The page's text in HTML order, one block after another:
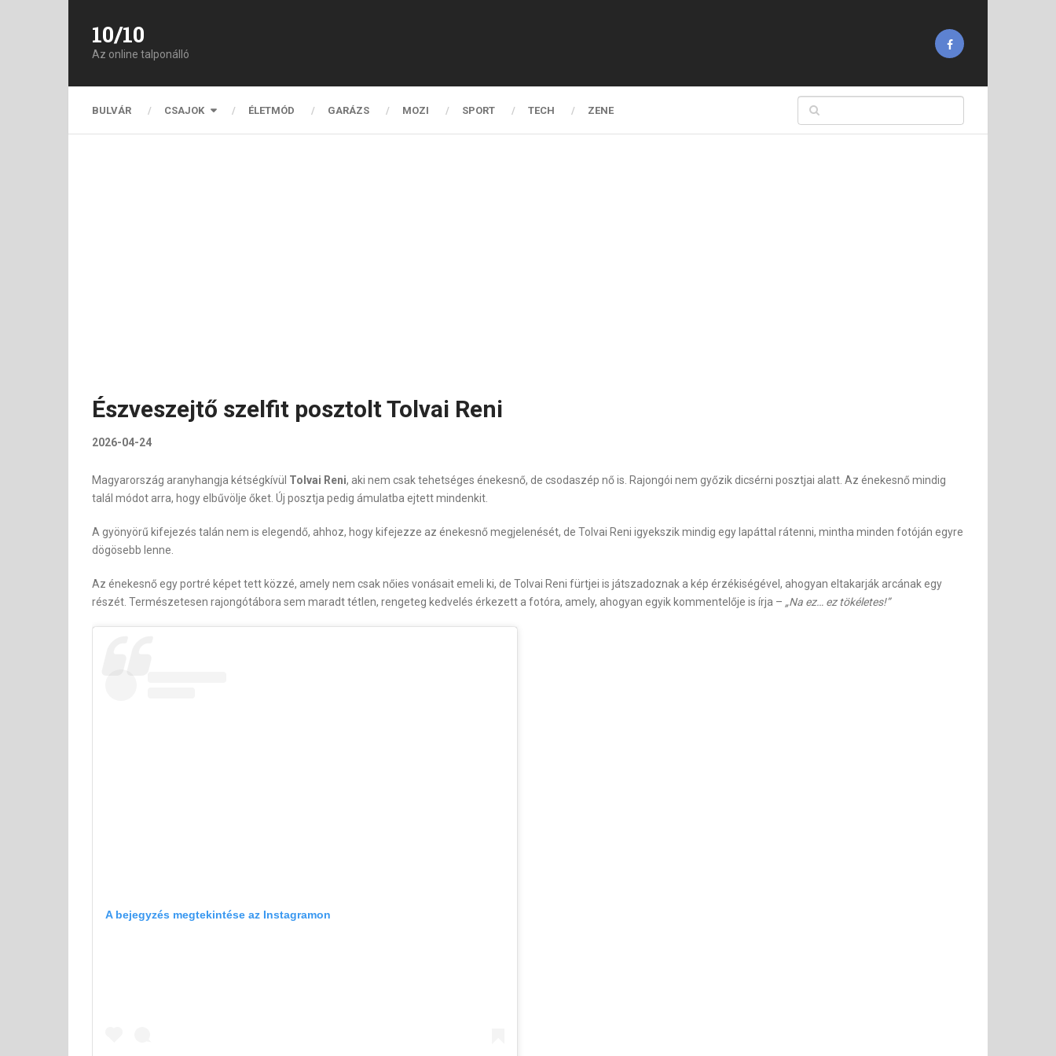
10/10
Az online talponálló
BULVÁR CSAJOK ÉLETMÓD GARÁZS MOZI SPORT TECH ZENE
Észveszejtő szelfit posztolt Tolvai Reni
2026-04-24
Magyarország aranyhangja kétségkívül Tolvai Reni, aki nem csak tehetséges énekesnő, de csodaszép nő is. Rajongói nem győzik dicsérni posztjai alatt. Az énekesnő mindig
talál módot arra, hogy elbűvölje őket. Új posztja pedig ámulatba ejtett mindenkit.
A gyönyörű kifejezés talán nem is elegendő, ahhoz, hogy kifejezze az énekesnő megjelenését, de Tolvai Reni igyekszik mindig egy lapáttal rátenni, mintha minden fotóján egyre
dögösebb lenne.
Az énekesnő egy portré képet tett közzé, amely nem csak nőies vonásait emeli ki, de Tolvai Reni fürtjei is játszadoznak a kép érzékiségével, ahogyan eltakarják arcának egy
részét. Természetesen rajongótábora sem maradt tétlen, rengeteg kedvelés érkezett a fotóra, amely, ahogyan egyik kommentelője is írja – „Na ez… ez tökéletes!”
A bejegyzés megtekintése az Instagramon